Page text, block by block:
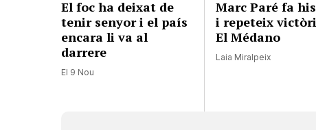
El foc ha deixat de
tenir senyor i el país
encara li va al
darrere
El 9 Nou
Marc Paré fa
i repeteix
El Médano
Laia Miralpeix